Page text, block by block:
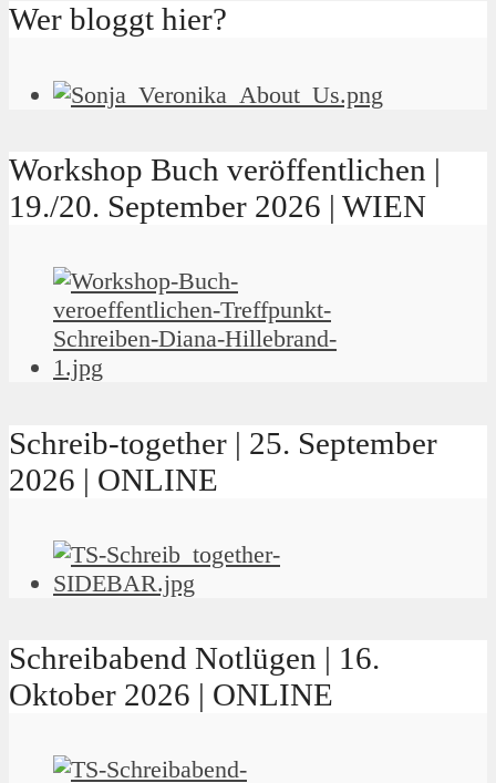
Wer bloggt hier?
Workshop Buch veröffentlichen |
19./20. September 2026 | WIEN
Schreib-together | 25. September
2026 | ONLINE
Schreibabend Notlügen | 16.
Oktober 2026 | ONLINE